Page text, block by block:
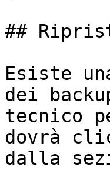
##
Esiste
dei
tecnico
dovrà
dalla